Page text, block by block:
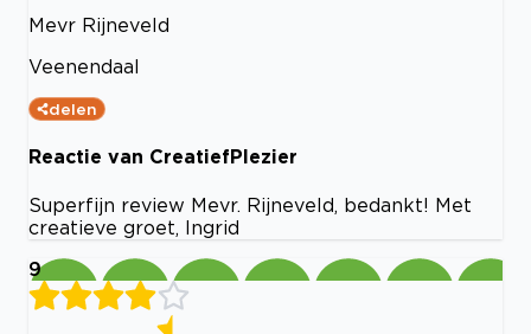
Mevr Rijneveld
Veenendaal
delen
Reactie van CreatiefPlezier
Superfijn review Mevr. Rijneveld, bedankt! Met
creatieve groet, Ingrid
9